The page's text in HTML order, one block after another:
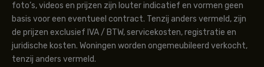
foto’s, videos en prijzen zijn louter indicatief en vormen geen
basis voor een eventueel contract. Tenzij anders vermeld, zijn
de prijzen exclusief IVA / BTW, servicekosten, registratie en
juridische kosten. Woningen worden ongemeubileerd verkocht,
tenzij anders vermeld.